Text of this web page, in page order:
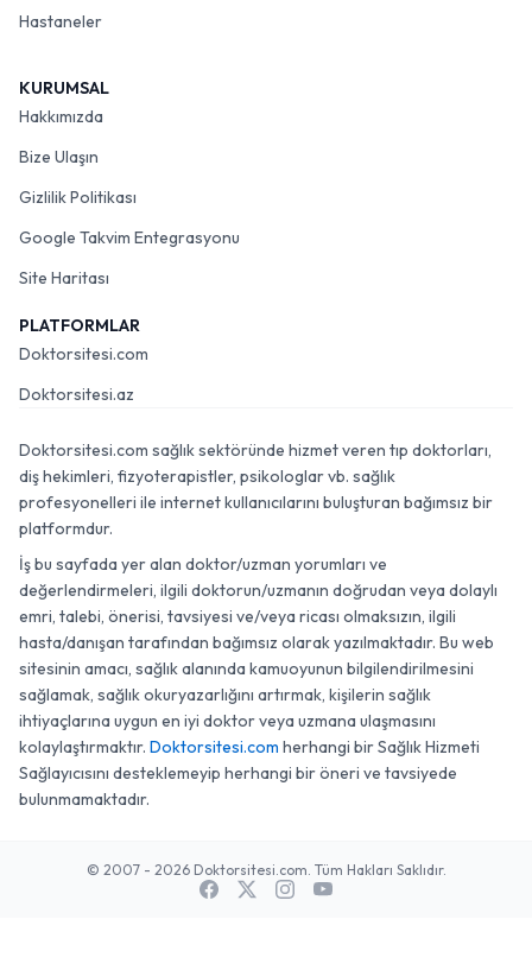
Hastaneler
KURUMSAL
Hakkımızda
Bize Ulaşın
Gizlilik Politikası
Google Takvim Entegrasyonu
Site Haritası
PLATFORMLAR
Doktorsitesi.com
Doktorsitesi.az
Doktorsitesi.com sağlık sektöründe hizmet veren tıp doktorları,
diş hekimleri, fizyoterapistler, psikologlar vb. sağlık
profesyonelleri ile internet kullanıcılarını buluşturan bağımsız bir
platformdur.
İş bu sayfada yer alan doktor/uzman yorumları ve
değerlendirmeleri, ilgili doktorun/uzmanın doğrudan veya dolaylı
emri, talebi, önerisi, tavsiyesi ve/veya ricası olmaksızın, ilgili
hasta/danışan tarafından bağımsız olarak yazılmaktadır. Bu web
sitesinin amacı, sağlık alanında kamuoyunun bilgilendirilmesini
sağlamak, sağlık okuryazarlığını artırmak, kişilerin sağlık
ihtiyaçlarına uygun en iyi doktor veya uzmana ulaşmasını
kolaylaştırmaktır. Doktorsitesi.com herhangi bir Sağlık Hizmeti
Sağlayıcısını desteklemeyip herhangi bir öneri ve tavsiyede
bulunmamaktadır.
© 2007 - 2026 Doktorsitesi.com. Tüm Hakları Saklıdır.